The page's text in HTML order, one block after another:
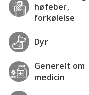
høfeber,
forkølelse
Dyr
Generelt om
medicin